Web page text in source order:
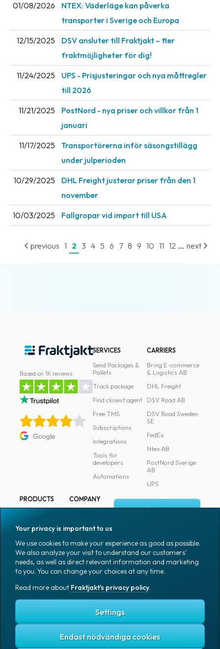
01/08/2026
NTEX: Väderläge kan påverka
transporter i Sverige och Europa
12/15/2025
DSV ansluter till Fraktjakt – fler
fraktmöjligheter för dig!
11/24/2025
UPS - Prisjusteringar och nya måttregler
till 2026
11/21/2025
PostNord - nya priser och villkor från 1
januari
11/17/2025
Transportörerna inför säsongstillägg
under julperioden
10/29/2025
DHL Freight justerar priser från den 1
november
10/03/2025 Fallgropar vid import till USA
previous 1 2 3 4 5 6 7 8 9 10 11 12 ... next
Based on 1K reviews
Google
SERVICES
Send Packages &
Pallets
Track package
Find closest agent
Free TMS
Subscriptions
Integrations
Tools for
developers
Automations
CARRIERS
Bring E-commerce
& Logistics AB
DHL Freight
DSV Road AB
DSV Road Sweden
SE
FedEx
Ntex AB
PostNord Sverige
AB
UPS
PRODUCTS
Marking
Packaging
Packaging
accessories
Office goods
COMPANY
Media
Coworkers
Job & career
News archive
Blog
Log in
Sign up
English (US)
Fraktjakt's privacy policy Terms and conditions
Your privacy is important to us
We use cookies to make your experience as good as possible.
We also analyze your visit to understand our customers'
needs, as well as direct relevant information and marketing
to you. You can change your choices at any time.
Read more about Fraktjakt's privacy policy.
Settings
Endast nödvändiga cookies